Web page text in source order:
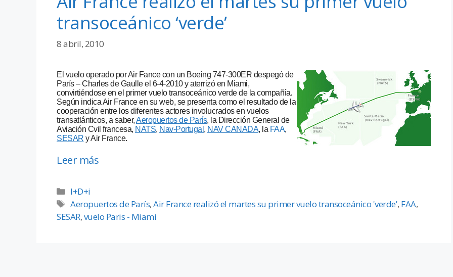
transoceánico ‘verde’
8 abril, 2010
El vuelo operado por Air Fance con un Boeing 747-300ER despegó de
París – Charles de Gaulle el 6-4-2010 y aterrizó en Miami,
convirtiéndose en el primer vuelo transoceánico verde de la compañía.
Según indica Air France en su web, se presenta como el resultado de la
cooperación entre los diferentes actores involucrados en vuelos
transatlánticos, a saber,Aeropuertos de París, la Dirección General de
Aviación Cvil francesa, NATS, Nav-Portugal , NAV CANADA, la FAA,
SESAR y Air France.
Leer más
I+D+i
Aeropuertos de París,Air France realizó el martes su primer vuelo transoceánico 'verde', FAA,
SESAR,vuelo Paris - Miami